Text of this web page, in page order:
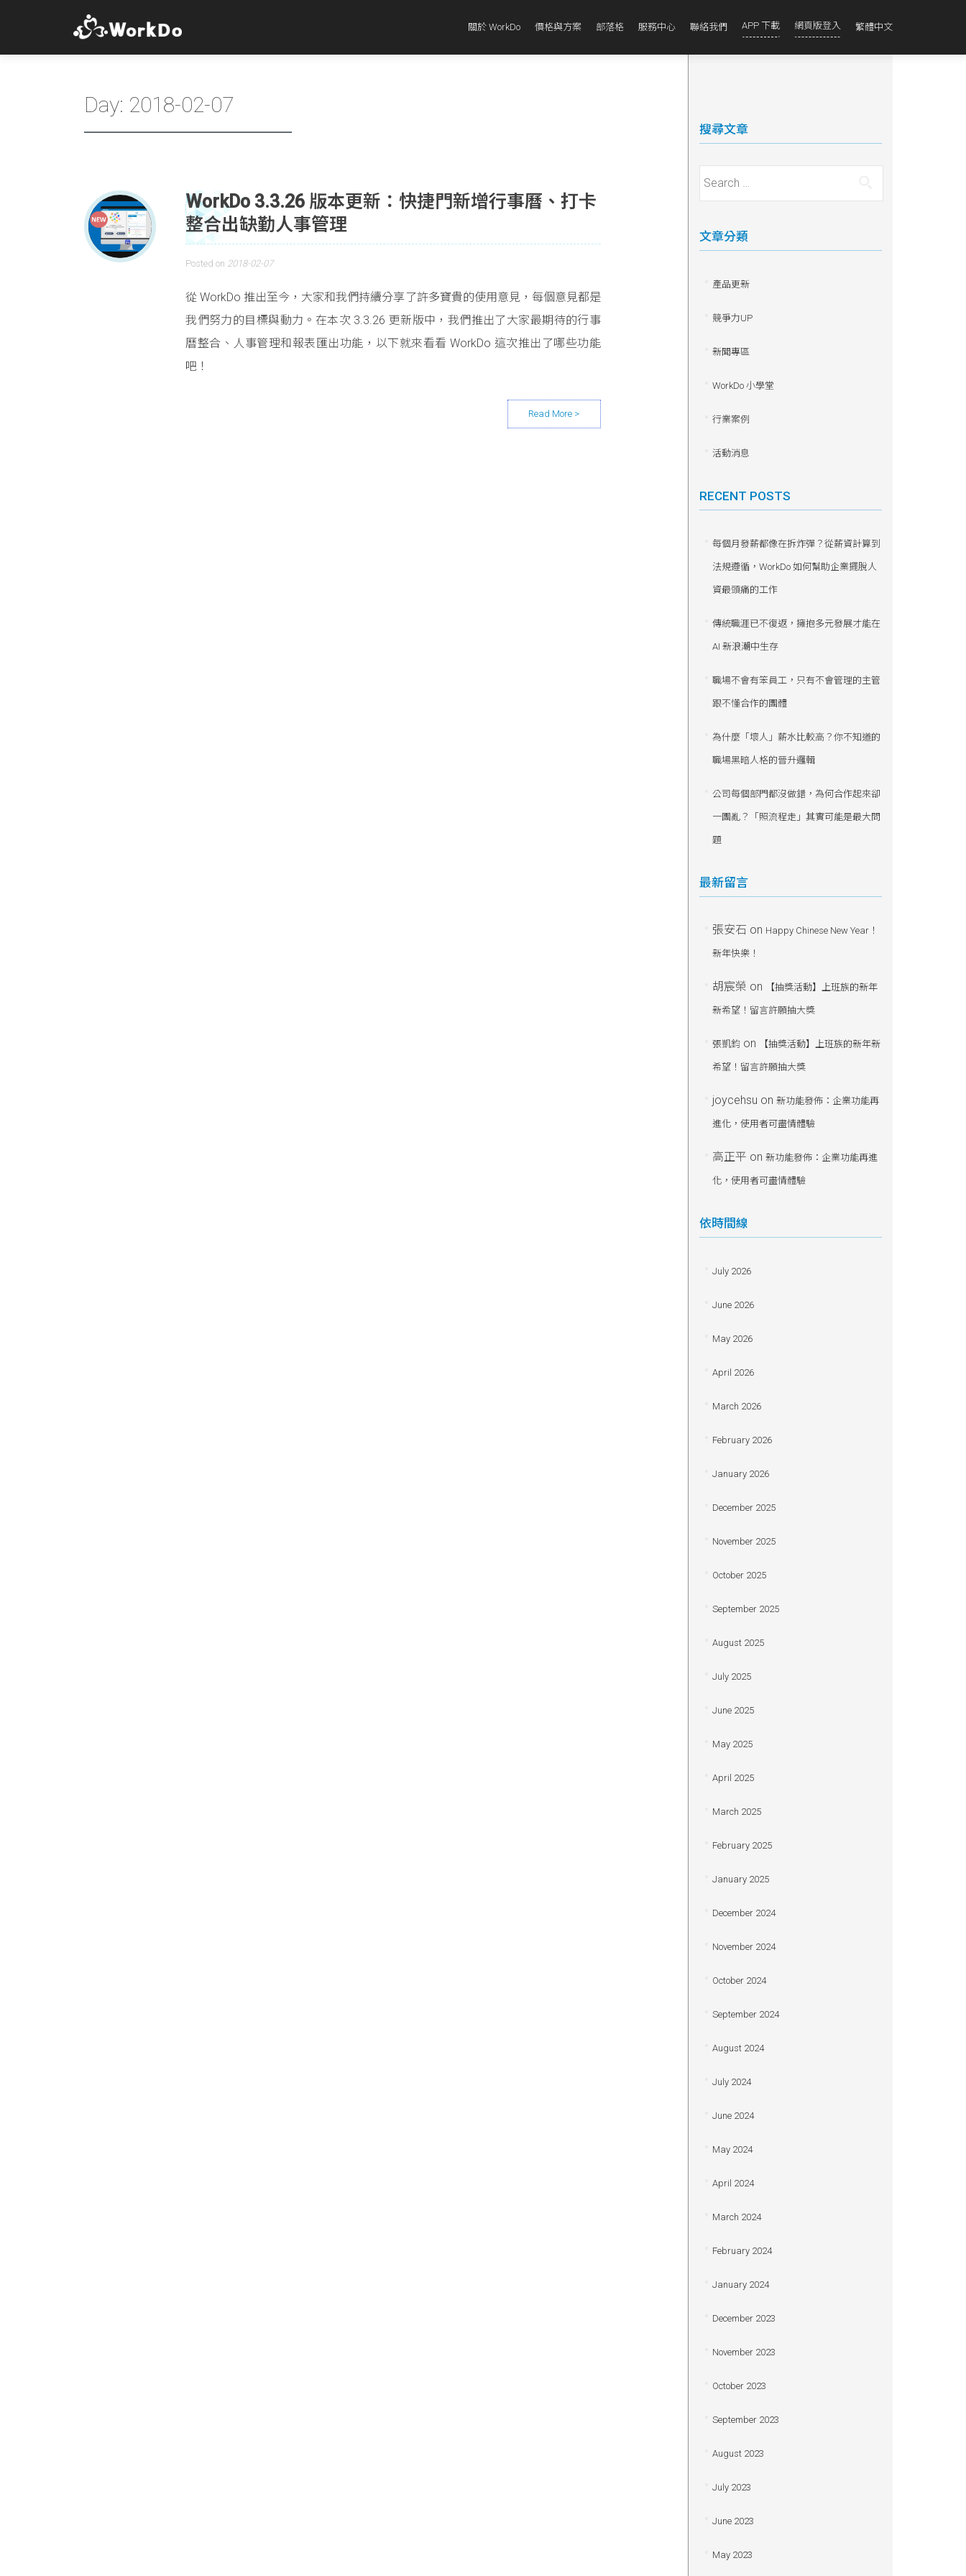
關於 WorkDo 價格與方案 部落格 服務中心 聯絡我們 APP 下載 網頁版登入 繁體中文
Day: 2018-02-07
WorkDo 3.3.26 版本更新：快捷門新增行事曆、打卡
整合出缺勤人事管理
Posted on 2018-02-07
從 WorkDo 推出至今，大家和我們持續分享了許多寶貴的使用意見，每個意見都是
我們努力的目標與動力。在本次 3.3.26 更新版中，我們推出了大家最期待的行事
曆整合、人事管理和報表匯出功能，以下就來看看 WorkDo 這次推出了哪些功能
吧！
搜尋文章
Search for:
文章分類
產品更新
競爭力UP
新聞專區
WorkDo 小學堂
行業案例
活動消息
RECENT POSTS
每個月發薪都像在拆炸彈？從薪資計算到
法規遵循，WorkDo 如何幫助企業擺脫人
資最頭痛的工作
傳統職涯已不復返，擁抱多元發展才能在
AI 新浪潮中生存
職場不會有笨員工，只有不會管理的主管
跟不懂合作的團體
為什麼「壞人」薪水比較高？你不知道的
職場黑暗人格的晉升邏輯
公司每個部門都沒做錯，為何合作起來卻
一團亂？「照流程走」其實可能是最大問
題
最新留言
張安石 on Happy Chinese New Year！
新年快樂！
胡宸榮 on 【抽獎活動】上班族的新年
新希望！留言許願抽大獎
張凱鈞on 【抽獎活動】上班族的新年新
希望！留言許願抽大獎
joycehsu on 新功能發佈：企業功能再
進化，使用者可盡情體驗
高正平 on 新功能發佈：企業功能再進
化，使用者可盡情體驗
依時間線
July 2026
June 2026
May 2026
April 2026
March 2026
February 2026
January 2026
December 2025
November 2025
October 2025
September 2025
August 2025
July 2025
June 2025
May 2025
April 2025
March 2025
February 2025
January 2025
December 2024
November 2024
October 2024
September 2024
August 2024
July 2024
June 2024
May 2024
April 2024
March 2024
February 2024
January 2024
December 2023
November 2023
October 2023
September 2023
August 2023
July 2023
June 2023
May 2023